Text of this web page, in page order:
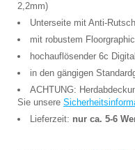
2,2mm)
Unterseite mit Anti-
mit robustem
hochauflösender 6c
in den gängigen
ACHTUNG:
Sie unsere
Lieferzeit: nur ca. 5-6